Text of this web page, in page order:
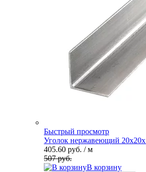
Быстрый просмотр
Уголок нержавеющий
405.60 руб. / м
507 руб.
В корзину